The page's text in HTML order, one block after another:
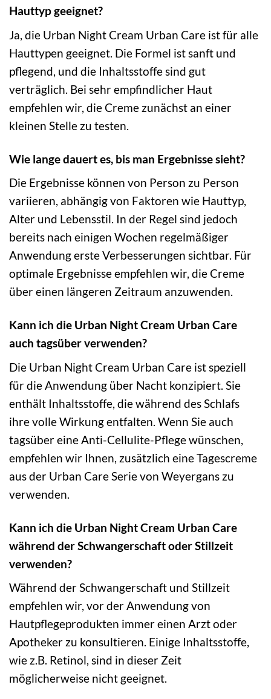
Hauttyp geeignet?
Ja, die Urban Night Cream Urban Care ist für alle
Hauttypen geeignet. Die Formel ist sanft und
pflegend, und die Inhaltsstoffe sind gut
verträglich. Bei sehr empfindlicher Haut
empfehlen wir, die Creme zunächst an einer
kleinen Stelle zu testen.
Wie lange dauert es, bis man Ergebnisse sieht?
Die Ergebnisse können von Person zu Person
variieren, abhängig von Faktoren wie Hauttyp,
Alter und Lebensstil. In der Regel sind jedoch
bereits nach einigen Wochen regelmäßiger
Anwendung erste Verbesserungen sichtbar. Für
optimale Ergebnisse empfehlen wir, die Creme
über einen längeren Zeitraum anzuwenden.
Kann ich die Urban Night Cream Urban Care
auch tagsüber verwenden?
Die Urban Night Cream Urban Care ist speziell
für die Anwendung über Nacht konzipiert. Sie
enthält Inhaltsstoffe, die während des Schlafs
ihre volle Wirkung entfalten. Wenn Sie auch
tagsüber eine Anti-Cellulite-Pflege wünschen,
empfehlen wir Ihnen, zusätzlich eine Tagescreme
aus der Urban Care Serie von Weyergans zu
verwenden.
Kann ich die Urban Night Cream Urban Care
während der Schwangerschaft oder Stillzeit
verwenden?
Während der Schwangerschaft und Stillzeit
empfehlen wir, vor der Anwendung von
Hautpflegeprodukten immer einen Arzt oder
Apotheker zu konsultieren. Einige Inhaltsstoffe,
wie z.B. Retinol, sind in dieser Zeit
möglicherweise nicht geeignet.